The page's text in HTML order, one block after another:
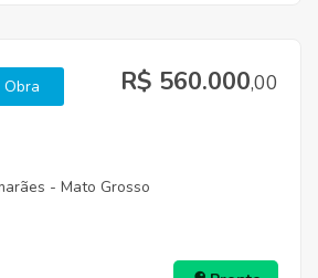
Obra R$ 560.000,00
- Mato Grosso